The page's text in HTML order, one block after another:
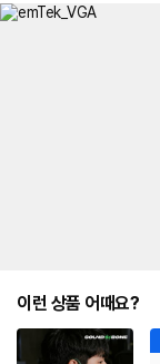
이런 상품 어때요?